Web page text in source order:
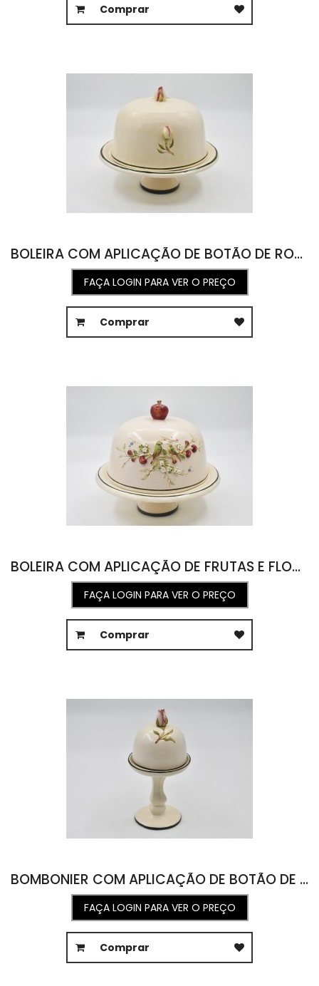
Comprar
BOLEIRA COM APLICAÇÃO DE BOTÃO DE ROSA 27,5D X 23A
FAÇA LOGIN PARA VER O PREÇO
Comprar
BOLEIRA COM APLICAÇÃO DE FRUTAS E FLORES E PÁSSARO 27D X 25A
FAÇA LOGIN PARA VER O PREÇO
Comprar
BOMBONIER COM APLICAÇÃO DE BOTÃO DE ROSA 10D X 19,5A
FAÇA LOGIN PARA VER O PREÇO
Comprar